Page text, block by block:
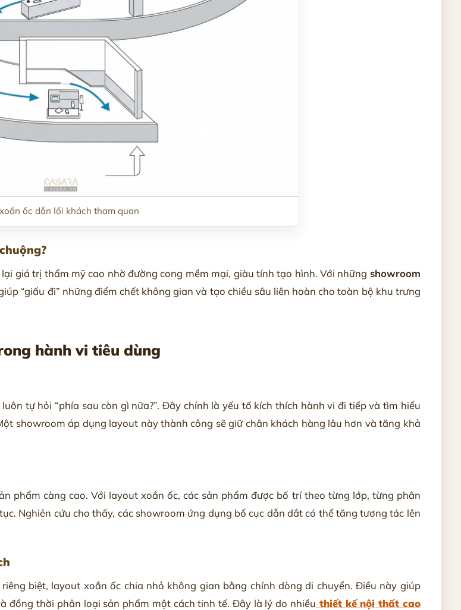
ốc dẫn lối khách tham quan
giá trị thẩm mỹ cao nhờ đường cong mềm mại, giàu tính tạo hình. Với những showroom
“giấu đi” những điểm chết không gian và tạo chiều sâu liên hoàn cho toàn bộ khu trưng
hành vi tiêu dùng
tự hỏi “phía sau còn gì nữa?”. Đây chính là yếu tố kích thích hành vi đi tiếp và tìm hiểu
showroom áp dụng layout này thành công sẽ giữ chân khách hàng lâu hơn và tăng khả
phẩm càng cao. Với layout xoắn ốc, các sản phẩm được bố trí theo từng lớp, từng phân
Nghiên cứu cho thấy, các showroom ứng dụng bố cục dẫn dắt có thể tăng tương tác lên
biệt, layout xoắn ốc chia nhỏ không gian bằng chính dòng di chuyển. Điều này giúp
thời phân loại sản phẩm một cách tinh tế. Đây là lý do nhiều thiết kế nội thất cao